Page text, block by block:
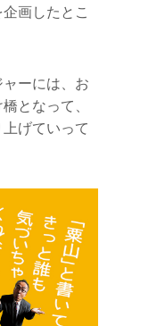
画したとこ
ーには、お
となって、
げていって